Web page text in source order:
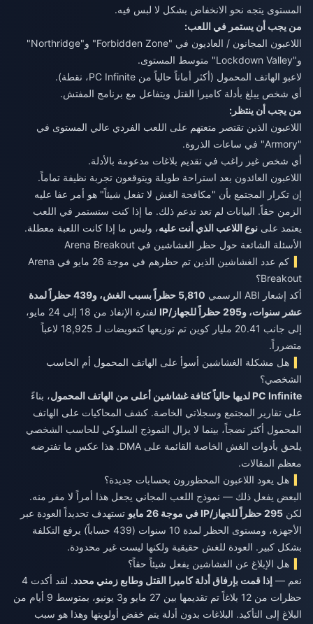
المستوى يتجه نحو الانخفاض بشكل لا لبس فيه.
من يجب أن يستمر في اللعب:
اللاعبون المجانون / العاديون في "Forbidden Zone" و"Northridge"
و"Lockdown Valley" متوسط المستوى.
لاعبو الهاتف المحمول (أكثر أماناً حالياً من PC Infinite، نقطة).
أي شخص يبلغ بأدلة كاميرا القتل ويتفاعل مع برنامج المفتش.
من يجب أن ينتظر:
اللاعبون الذين تقتصر متعتهم على اللعب الفردي عالي المستوى في
"Armory" في ساعات الذروة.
أي شخص غير راغب في تقديم بلاغات مدعومة بالأدلة.
اللاعبون العائدون بعد استراحة طويلة ويتوقعون تجربة نظيفة تماماً.
إن تكرار المجتمع بأن "مكافحة الغش لا تفعل شيئاً" هو أمر عفا عليه
الزمن حقاً. البيانات لم تعد تدعم ذلك. ما إذا كنت ستستمر في اللعب
يعتمد على نوع اللاعب الذي أنت عليه، وليس ما إذا كانت اللعبة معطلة.
الأسئلة الشائعة حول حظر الغشاشين في Arena Breakout
كم عدد الغشاشين الذين تم حظرهم في موجة 26 مايو في Arena
Breakout؟
أكد إشعار ABI الرسمي
5,810 حظراً بسبب الغش، و439 حظراً لمدة
عشر سنوات، و295 حظراً للجهاز/IP
لفترة الإنفاذ من 18 إلى 24 مايو،
إلى جانب 20.41 مليار كوين تم توزيعها كتعويضات لـ 18,925 لاعباً
متضرراً.
هل مشكلة الغشاشين أسوأ على الهاتف المحمول أم الحاسب
الشخصي؟
PC Infinite لديها حالياً كثافة غشاشين أعلى من الهاتف المحمول
، بناءً
على تقارير المجتمع وسجلاتي الخاصة. كشف المحاكيات على الهاتف
المحمول أكثر نضجاً، بينما لا يزال النموذج السلوكي للحاسب الشخصي
يلحق بأدوات الغش الخاصة القائمة على DMA. هذا عكس ما تفترضه
معظم المقالات.
هل يعود اللاعبون المحظورون بحسابات جديدة؟
البعض يفعل ذلك — نموذج اللعب المجاني يجعل هذا أمراً لا مفر منه.
لكن 295 حظراً للجهاز/IP في موجة 26 مايو
تستهدف تحديداً العودة عبر
الأجهزة، ومستوى الحظر لمدة 10 سنوات (439 حساباً) يرفع التكلفة
بشكل كبير. العودة للغش حقيقية ولكنها ليست غير محدودة.
هل الإبلاغ عن الغشاشين يفعل شيئاً حقاً؟
نعم — إذا قمت بإرفاق أدلة كاميرا القتل وطابع زمني محدد
. لقد أكدت 4
حظرات من 12 بلاغاً تم تقديمها بين 27 مايو و3 يونيو، بمتوسط 9 أيام من
البلاغ إلى التأكيد. البلاغات بدون أدلة يتم خفض أولويتها وهذا هو سبب